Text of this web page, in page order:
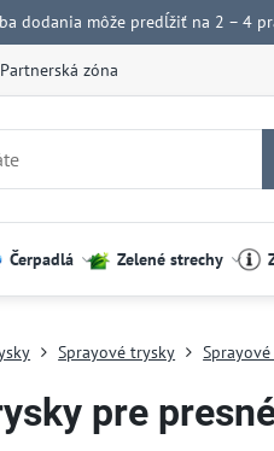
dodania môže predĺžiť na 2 – 4
Partnerská zóna
Čerpadlá Zelené strechy
Sprayové trysky
pre